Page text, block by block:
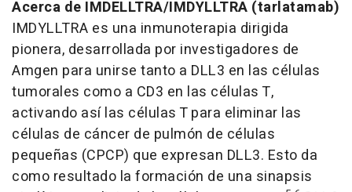
Acerca de IMDELLTRA/IMDYLLTRA (tarlatamab)
IMDYLLTRA es una inmunoterapia dirigida
pionera, desarrollada por investigadores de
Amgen para unirse tanto a DLL3 en las células
tumorales como a CD3 en las células T,
activando así las células T para eliminar las
células de cáncer de pulmón de células
pequeñas (CPCP) que expresan DLL3. Esto da
como resultado la formación de una sinapsis